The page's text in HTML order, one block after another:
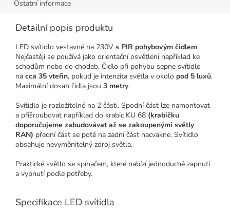
Ostatní informace
Detailní popis produktu
LED svítidlo vestavné na 230V s PIR pohybovým čidlem.
Nejčastěji se používá jako orientační osvětlení například ke
schodům nebo do chodeb. Čidlo při pohybu sepne svítidlo
na cca 35 vteřin, pokud je intenzita světla v okolo pod 5 luxů.
Maximální dosah čidla jsou 3 metry.
Svítidlo je rozložitelné na 2 části. Spodní část lze namontovat
a přišroubovat například do krabic KU 68 (krabičku
doporučujeme zabudovávat až se zakoupenými světly
RAN) přední část se poté na zadní část nacvakne. Svítidlo
obsahuje nevyměnitelný zdroj světla.
Praktické světlo se spínačem, které nabízí jednoduché zapnutí
a vypnutí podle potřeby.
Specifikace LED svítidla